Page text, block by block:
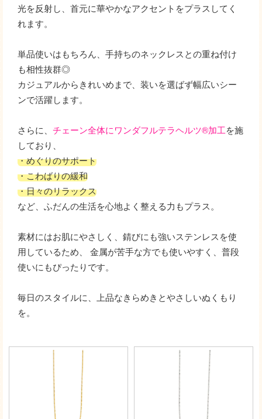
光を反射し、首元に華やかなアクセントをプラスしてく
れます。
単品使いはもちろん、手持ちのネックレスとの重ね付け
も相性抜群◎
カジュアルからきれいめまで、装いを選ばず幅広いシー
ンで活躍します。
さらに、 チェーン全体にワンダフルテラヘルツ®加工を施
しており、
・めぐりのサポート
・こわばりの緩和
・日々のリラックス
など、ふだんの生活を心地よく整える力もプラス。
素材にはお肌にやさしく、錆びにも強いステンレスを使
用しているため、 金属が苦手な方でも使いやすく、普段
使いにもぴったりです。
毎日のスタイルに、上品なきらめきとやさしいぬくもり
を。